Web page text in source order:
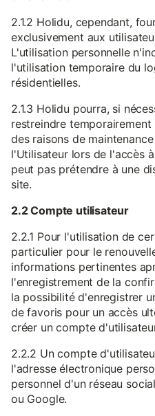
2.1.2 Holidu, cependant,
exclusivement aux
L'utilisation personnelle
l'utilisation temporaire du
résidentielles.
2.1.3 Holidu pourra, si
restreindre
des raisons de
l'Utilisateur lors de l'accès
peut pas prétendre à une
site.
2.2 Compte utilisateur
2.2.1 Pour l'utilisation de
particulier pour le
informations pertinentes
l'enregistrement de la
la possibilité d'enregistrer
de favoris pour un accès
créer un compte
2.2.2 Un compte
l'adresse électronique
personnel d'un réseau
ou Google.